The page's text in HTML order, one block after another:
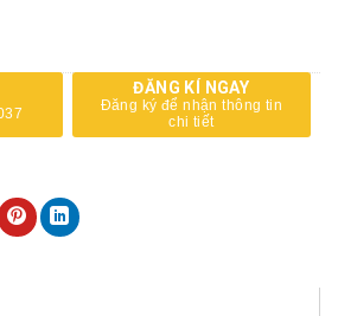
ĐĂNG KÍ NGAY
Đăng ký để nhận thông tin
chi tiết